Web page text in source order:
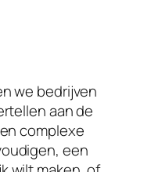
we bedrijven
aan de
complexe
een